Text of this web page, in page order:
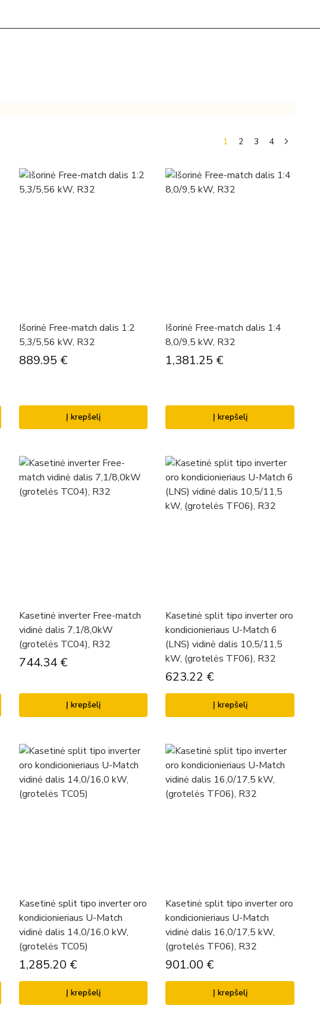
1 2 3 4
Išorinė Free-match dalis 1:2
5,3/5,56 kW, R32
889.95 €
Į krepšelį
Išorinė Free-match dalis 1:4
8,0/9,5 kW, R32
1,381.25 €
Į krepšelį
Kasetinė inverter Free-match
vidinė dalis 7,1/8,0kW
(grotelės TC04), R32
744.34 €
Į krepšelį
Kasetinė split tipo inverter oro
kondicionieriaus U-Match 6
(LNS) vidinė dalis 10,5/11,5
kW, (grotelės TF06), R32
623.22 €
Į krepšelį
Kasetinė split tipo inverter oro
kondicionieriaus U-Match
vidinė dalis 14,0/16,0 kW,
(grotelės TC05)
1,285.20 €
Į krepšelį
Kasetinė split tipo inverter oro
kondicionieriaus U-Match
vidinė dalis 16,0/17,5 kW,
(grotelės TF06), R32
901.00 €
Į krepšelį